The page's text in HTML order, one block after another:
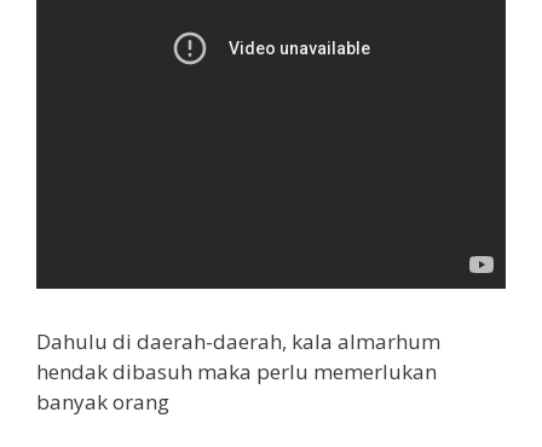
Dahulu di daerah-daerah, kala almarhum
hendak dibasuh maka perlu memerlukan
banyak orang